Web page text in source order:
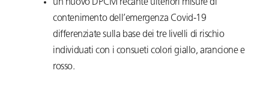
un nuovo DPCM recante ulteriori misure di
contenimento dell’emergenza Covid-19
differenziate sulla base dei tre livelli di rischio
individuati con i consueti colori giallo, arancione e
rosso.